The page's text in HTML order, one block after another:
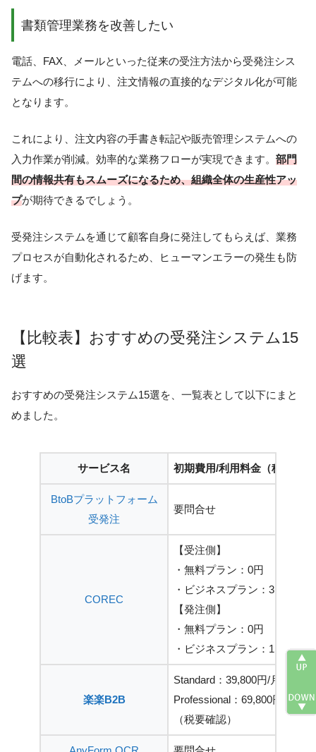
書類管理業務を改善したい
電話、FAX、メールといった従来の受注方法から受発注シス
テムへの移行により、注文情報の直接的なデジタル化が可能
となります。
これにより、注文内容の手書き転記や販売管理システムへの
入力作業が削減。効率的な業務フローが実現できます。 部門
間の情報共有もスムーズになるため、組織全体の生産性アッ
プが期待できるでしょう。
受発注システムを通じて顧客自身に発注してもらえば、業務
プロセスが自動化されるため、ヒューマンエラーの発生も防
げます。
【比較表】おすすめの受発注システム15
選
おすすめの受発注システム15選を、一覧表として以下にまと
めました。
サービス名 初期費用/利用料金（税込）
BtoBプラットフォーム
受発注
要問合せ
COREC
【受注側】
・無料プラン：0円
・ビジネスプラン：3,278円/
【発注側】
・無料プラン：0円
・ビジネスプラン：1,628円/
楽楽B2B
Standard：39,800円/月
Professional：69,800円/月
（税要確認）